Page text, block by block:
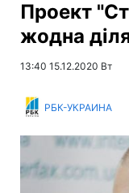
Проект
жодна
13:40 15.12.2020 Вт
РБК-УКРАИНА